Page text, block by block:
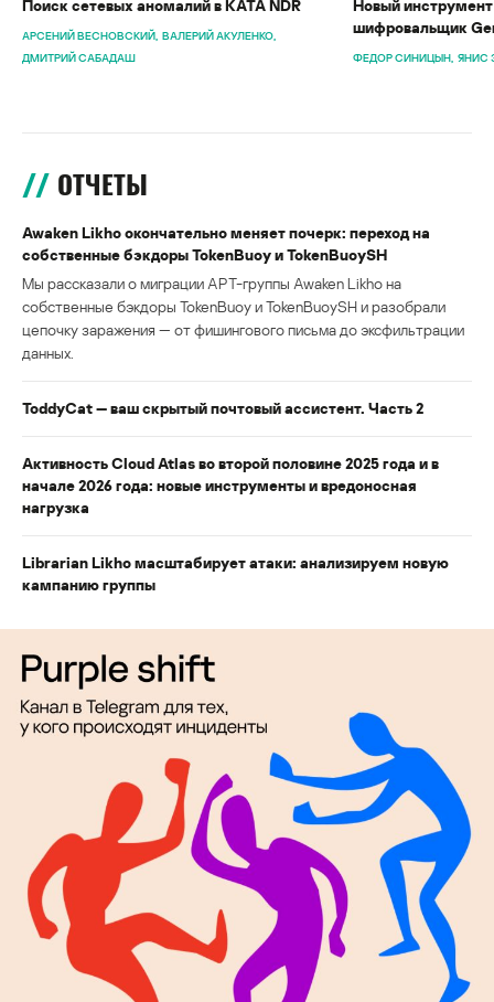
Поиск сетевых аномалий в KATA NDR
АРСЕНИЙ ВЕСНОВСКИЙ ВАЛЕРИЙ АКУЛЕНКО
ДМИТРИЙ САБАДАШ
Новый
шифровальщик
ФЕДОР СИНИЦЫН ЯНИС
ОТЧЕТЫ
Awaken Likho окончательно меняет почерк: переход на
собственные бэкдоры TokenBuoy и TokenBuoySH
Мы рассказали о миграции APT-группы Awaken Likho на
собственные бэкдоры TokenBuoy и TokenBuoySH и разобрали
цепочку заражения — от фишингового письма до эксфильтрации
данных.
ToddyCat — ваш скрытый почтовый ассистент. Часть 2
Активность Cloud Atlas во второй половине 2025 года и в
начале 2026 года: новые инструменты и вредоносная
нагрузка
Librarian Likho масштабирует атаки: анализируем новую
кампанию группы